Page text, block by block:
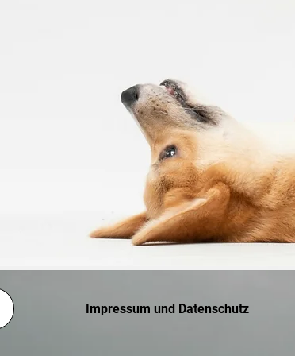
Impressum und Datenschutz